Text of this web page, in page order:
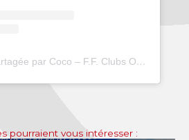
Une publication partagée par Coco – F.F. Clubs Omnisports (@ffcomnisports)
pourraient vous intéresser :